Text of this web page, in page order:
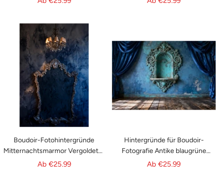
Boudoir-Fotohintergründe
Mitternachtsmarmor Vergoldeter
Kronleuchterrahmen Retro-
Angebotspreis
Ab €25.99
Hintergründe für Boudoir-
Fotografie Antike blaugrüne
Barock-Wandbehänge Antiker
Angebotspreis
Ab€25.99